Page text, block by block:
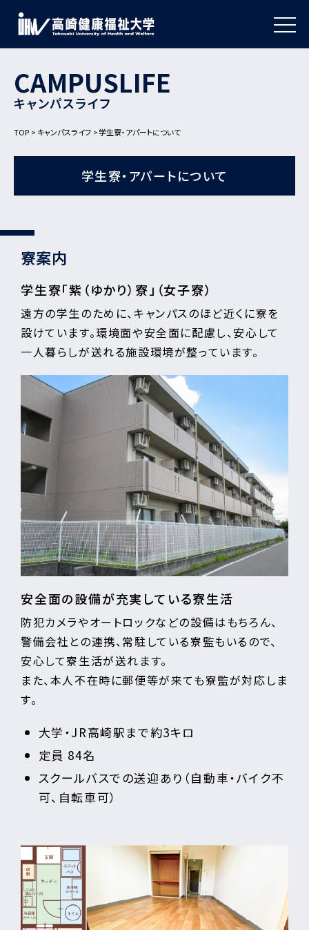
CAMPUSLIFE
キャンパスライフ
TOP キャンパスライフ 学生寮・アパートについて
学生寮・アパートについて
寮案内
学生寮「紫（ゆかり）寮」（女子寮）
遠方の学生のために、キャンパスのほど近くに寮を
設けています。環境面や安全面に配慮し、安心して
一人暮らしが送れる施設環境が整っています。
安全面の設備が充実している寮生活
防犯カメラやオートロックなどの設備はもちろん、
警備会社との連携、常駐している寮監もいるので、
安心して寮生活が送れます。
また、本人不在時に郵便等が来ても寮監が対応しま
す。
大学・JR高崎駅まで約3キロ
定員 84名
スクールバスでの送迎あり（自動車・バイク不
可、自転車可）